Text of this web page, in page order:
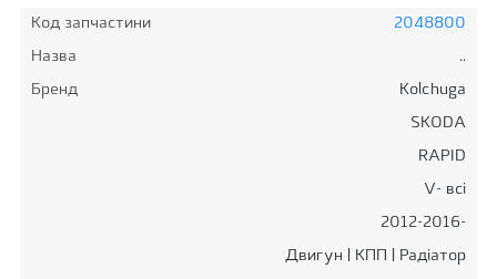
Код запчастини
2048800
Назва
..
Бренд
Kolchuga
SKODA
RAPID
V- всi
2012-2016-
Двигун | КПП | Радіатор